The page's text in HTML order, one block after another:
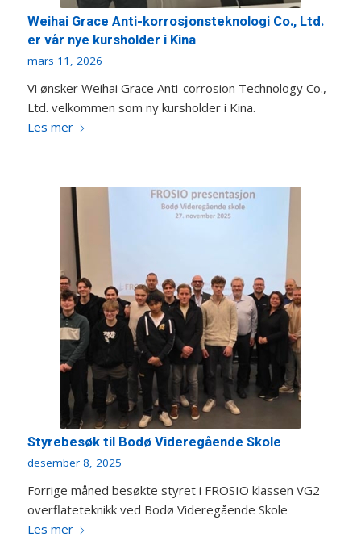
Weihai Grace Anti-korrosjonsteknologi Co., Ltd.
er vår nye kursholder i Kina
mars 11, 2026
Vi ønsker Weihai Grace Anti-corrosion Technology Co.,
Ltd. velkommen som ny kursholder i Kina.
Les mer
Styrebesøk til Bodø Videregående Skole
desember 8, 2025
Forrige måned besøkte styret i FROSIO klassen VG2
overflateteknikk ved Bodø Videregående Skole
Les mer